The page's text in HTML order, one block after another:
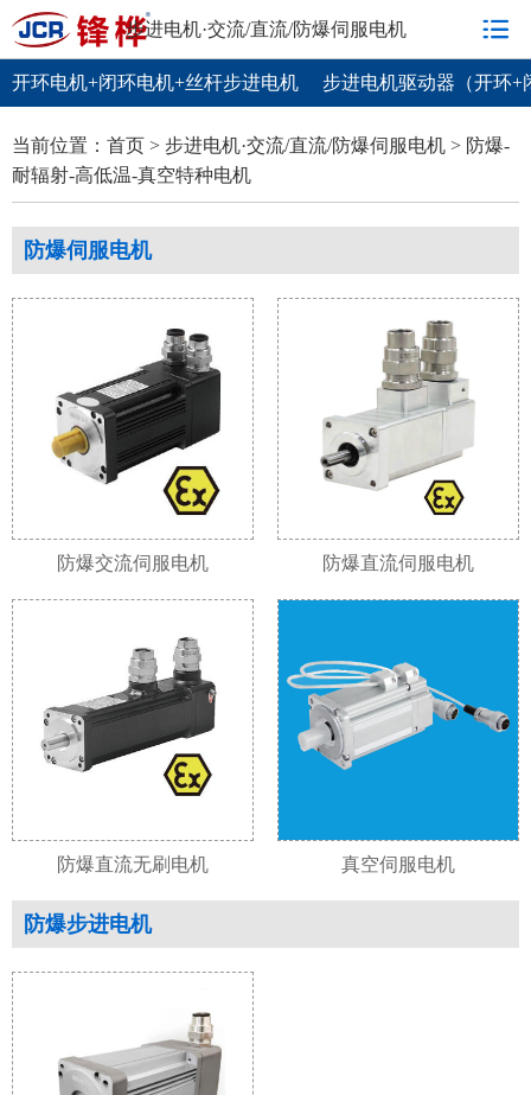
步进电机·交流/直流/防爆伺服电机
开环电机+闭环电机+丝杆步进电机 步进电机驱动器（开环+
防爆伺服电机 防爆步进电机
蜗轮蜗杆减速机 摆线针轮减速机 直线电机及模组 龙门
当前位置： 首页 > 步进电机·交流/直流/防爆伺服电机 > 防爆-
耐辐射-高低温-真空特种电机
防爆伺服电机
防爆交流伺服电机 防爆直流伺服电机
防爆直流无刷电机 真空伺服电机
防爆步进电机